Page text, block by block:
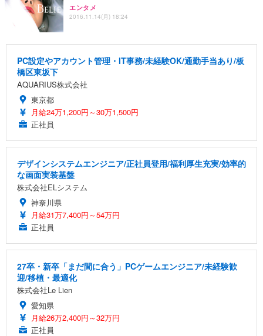
エンタメ
2016.11.14(月) 18:24
PC設定やアカウント管理・IT事務/未経験OK/通勤手当あり/板
橋区東坂下
AQUARIUS株式会社
東京都
月給24万1,200円～30万1,500円
正社員
デザインシステムエンジニア/正社員登用/福利厚生充実/効率的
な画面実装基盤
株式会社ELシステム
神奈川県
月給31万7,400円～54万円
正社員
27卒・新卒「まだ間に合う」PCゲームエンジニア/未経験歓
迎/移植・最適化
株式会社Le Lien
愛知県
月給26万2,400円～32万円
正社員